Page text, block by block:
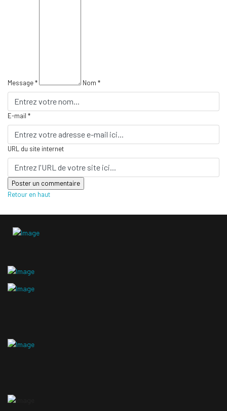
Message * Nom *
E-mail *
URL du site internet
Retour en haut